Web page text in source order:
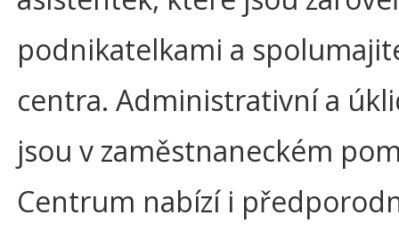
podnikatelkami a
centra. Administrativní a
jsou v zaměstnaneckém
Centrum nabízí i